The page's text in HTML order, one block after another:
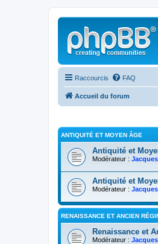
Raccourcis FAQ
Accueil du forum
ANTIQUITÉ ET MOYEN ÂGE
Antiquité et
Modérateur :
Antiquité et
Modérateur :
RENAISSANCE ET ANCIEN
Renaissance et
Modérateur :